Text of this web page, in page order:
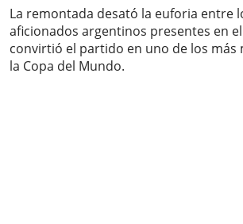
La remontada desató la euforia entre
aficionados argentinos presentes en
convirtió el partido en uno de los más
la Copa del Mundo.